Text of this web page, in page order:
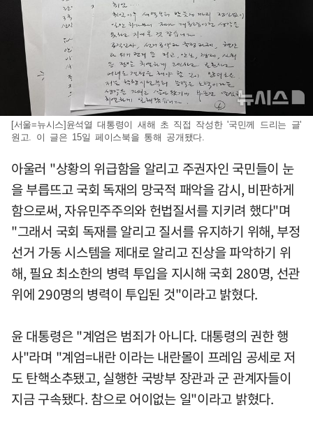
[서울=뉴시스]윤석열 대통령이 새해 초 직접 작성한 '국민께 드리는 글'
원고. 이 글은 15일 페이스북을 통해 공개됐다.
아울러 "상황의 위급함을 알리고 주권자인 국민들이 눈
을 부릅뜨고 국회 독재의 망국적 패악을 감시, 비판하게
함으로써, 자유민주주의와 헌법질서를 지키려 했다"며
"그래서 국회 독재를 알리고 질서를 유지하기 위해, 부정
선거 가동 시스템을 제대로 알리고 진상을 파악하기 위
해, 필요 최소한의 병력 투입을 지시해 국회 280명, 선관
위에 290명의 병력이 투입된 것"이라고 밝혔다.
윤 대통령은 "계엄은 범죄가 아니다. 대통령의 권한 행
사"라며 "계엄=내란 이라는 내란몰이 프레임 공세로 저
도 탄핵소추됐고, 실행한 국방부 장관과 군 관계자들이
지금 구속됐다. 참으로 어이없는 일"이라고 밝혔다.